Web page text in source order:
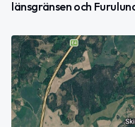
länsgränsen och